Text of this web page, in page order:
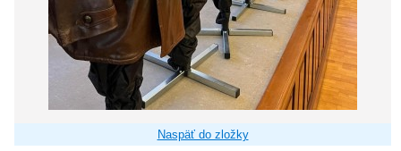
Naspäť do zložky